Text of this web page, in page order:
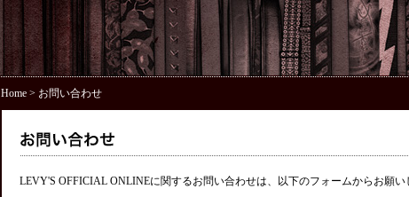
Home> お問い合わせ
LEVY'S OFFICIAL ONLINEに関するお問い合わせは、以下のフォームからお願い